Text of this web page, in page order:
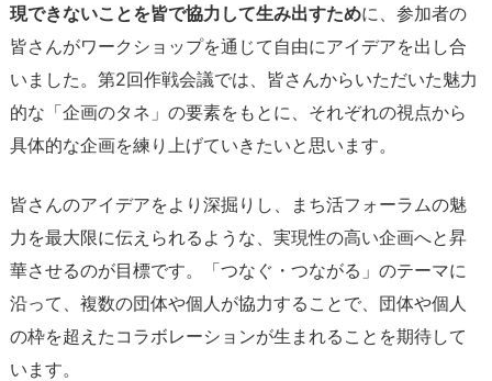
現できないことを皆で協力して生み出すために、参加者の
皆さんがワークショップを通じて自由にアイデアを出し合
いました。第2回作戦会議では、皆さんからいただいた魅力
的な「企画のタネ」の要素をもとに、それぞれの視点から
具体的な企画を練り上げていきたいと思います。
皆さんのアイデアをより深掘りし、まち活フォーラムの魅
力を最大限に伝えられるような、実現性の高い企画へと昇
華させるのが目標です。「つなぐ・つながる」のテーマに
沿って、複数の団体や個人が協力することで、団体や個人
の枠を超えたコラボレーションが生まれることを期待して
います。